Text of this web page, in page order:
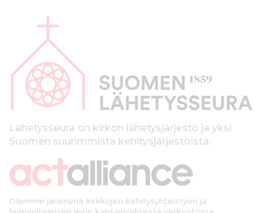
p
kLähetysseura on kirkon lähetysjärjestö ja yksi
Suomen suurimmista kehitysjärjestöistä.
Olemme jäsenenä kirkkojen kehitysyhteistyön ja
humanitaarisen avun kansainvälisessä verkostossa.